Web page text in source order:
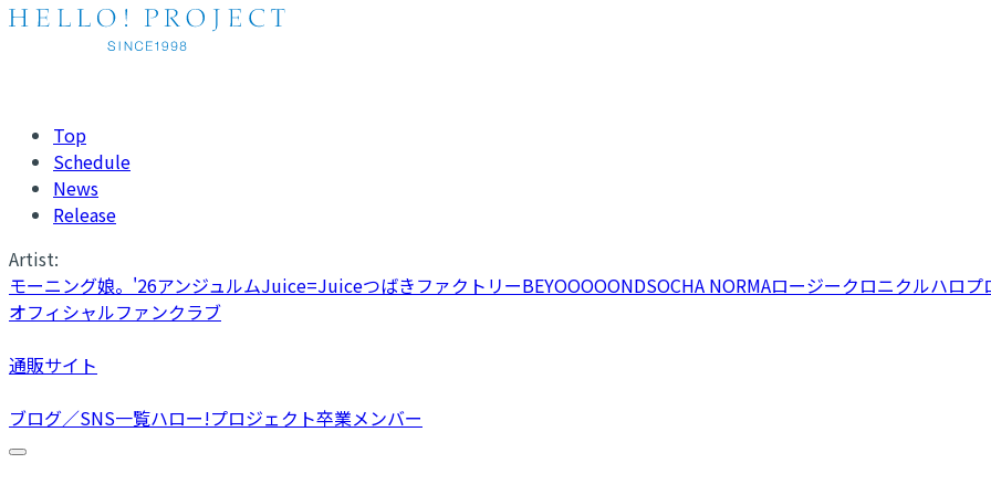
Top
Schedule
News
Release
Artist:
モーニング娘。'26アンジュルムJuice=JuiceつばきファクトリーBEYOOOOONDSOCHA NORMAロージークロニクルハロプ
オフィシャルファンクラブ
通販サイト
ブログ／SNS一覧ハロー!プロジェクト卒業メンバー